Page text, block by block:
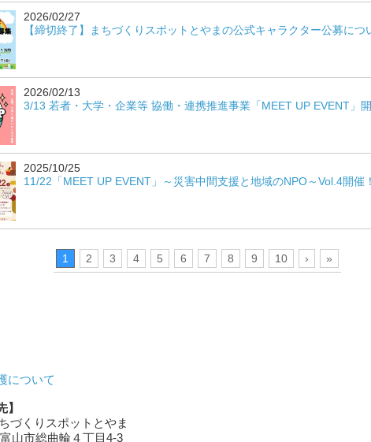
2026/02/27
【締切終了】まちづくりスポットとやまの公式キャラクター公募につ
2026/02/13
3/13 若者・大学・企業等 協働・連携推進事業「MEET UP EVENT」開
2025/10/25
11/22「MEET UP EVENT」～災害中間支援と地域のNPO～Vol.4開催！
1 2 3 4 5 6 7 8 9 10 › »
について
】
づくりスポットとやま
山市総曲輪４丁目4-3